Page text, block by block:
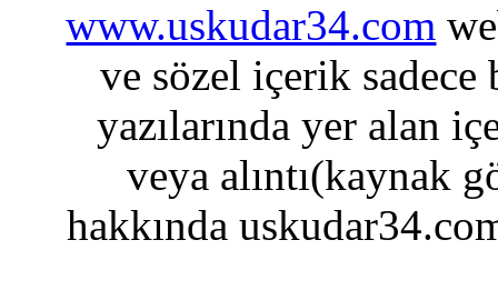
www.uskudar34.com
ve sözel içerik sadece
yazılarında yer alan
veya alıntı(kaynak
hakkında